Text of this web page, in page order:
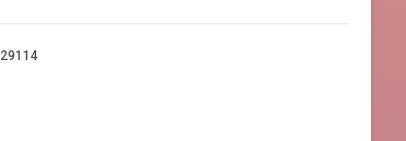
29114